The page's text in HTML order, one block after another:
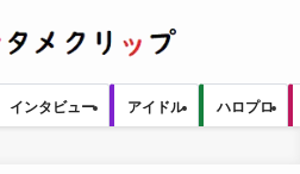
インタビュー アイドル ハロプロ